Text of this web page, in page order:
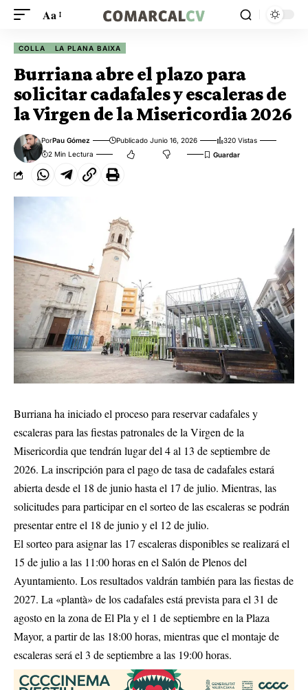
Aa
COLLA LA PLANA BAIXA
Burriana abre el plazo para
solicitar cadafales y escaleras de
la Virgen de la Misericordia 2026
PorPau Gómez Publicado Junio 16, 2026
320 Vistas
2 Min Lectura
Burriana ha iniciado el proceso para reservar cadafales y
escaleras para las fiestas patronales de la Virgen de la
Misericordia que tendrán lugar del 4 al 13 de septiembre de
2026. La inscripción para el pago de tasa de cadafales estará
abierta desde el 18 de junio hasta el 17 de julio. Mientras, las
solicitudes para participar en el sorteo de las escaleras se podrán
presentar entre el 18 de junio y el 12 de julio.
El sorteo para asignar las 17 escaleras disponibles se realizará el
15 de julio a las 11:00 horas en el Salón de Plenos del
Ayuntamiento. Los resultados valdrán también para las fiestas de
2027. La «plantà» de los cadafales está prevista para el 31 de
agosto en la zona de El Pla y el 1 de septiembre en la Plaza
Mayor, a partir de las 18:00 horas, mientras que el montaje de
escaleras será el 3 de septiembre a las 19:00 horas.